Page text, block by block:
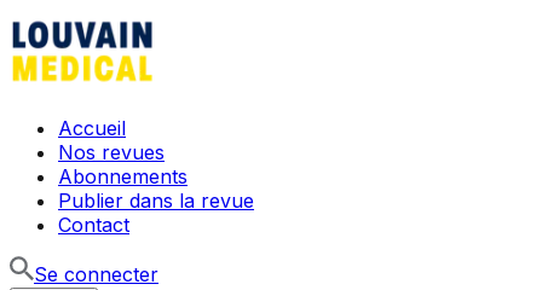
Accueil
Nos revues
Abonnements
Publier dans la revue
Contact
Se connecter